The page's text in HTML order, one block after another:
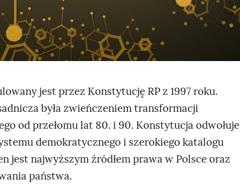
t
a
w
a
w
z
ó
r
s
jest przez Konstytucję RP z 1997 roku.
była zwieńczeniem transformacji
od przełomu lat 80. i 90. Konstytucja odwołuje
demokratycznego i szerokiego katalogu
jest najwyższym źródłem prawa w Polsce oraz
państwa.